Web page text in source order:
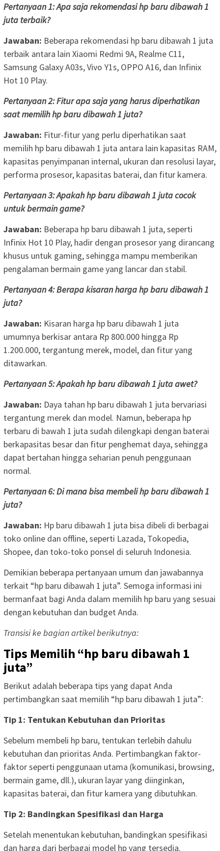
Pertanyaan 1: Apa saja rekomendasi hp baru dibawah 1
juta terbaik?
Jawaban: Beberapa rekomendasi hp baru dibawah 1 juta
terbaik antara lain Xiaomi Redmi 9A, Realme C11,
Samsung Galaxy A03s, Vivo Y1s, OPPO A16, dan Infinix
Hot 10 Play.
Pertanyaan 2: Fitur apa saja yang harus diperhatikan
saat memilih hp baru dibawah 1 juta?
Jawaban: Fitur-fitur yang perlu diperhatikan saat
memilih hp baru dibawah 1 juta antara lain kapasitas RAM,
kapasitas penyimpanan internal, ukuran dan resolusi layar,
performa prosesor, kapasitas baterai, dan fitur kamera.
Pertanyaan 3: Apakah hp baru dibawah 1 juta cocok
untuk bermain game?
Jawaban: Beberapa hp baru dibawah 1 juta, seperti
Infinix Hot 10 Play, hadir dengan prosesor yang dirancang
khusus untuk gaming, sehingga mampu memberikan
pengalaman bermain game yang lancar dan stabil.
Pertanyaan 4: Berapa kisaran harga hp baru dibawah 1
juta?
Jawaban: Kisaran harga hp baru dibawah 1 juta
umumnya berkisar antara Rp 800.000 hingga Rp
1.200.000, tergantung merek, model, dan fitur yang
ditawarkan.
Pertanyaan 5: Apakah hp baru dibawah 1 juta awet?
Jawaban: Daya tahan hp baru dibawah 1 juta bervariasi
tergantung merek dan model. Namun, beberapa hp
terbaru di bawah 1 juta sudah dilengkapi dengan baterai
berkapasitas besar dan fitur penghemat daya, sehingga
dapat bertahan hingga seharian penuh penggunaan
normal.
Pertanyaan 6: Di mana bisa membeli hp baru dibawah 1
juta?
Jawaban: Hp baru dibawah 1 juta bisa dibeli di berbagai
toko online dan offline, seperti Lazada, Tokopedia,
Shopee, dan toko-toko ponsel di seluruh Indonesia.
Demikian beberapa pertanyaan umum dan jawabannya
terkait “hp baru dibawah 1 juta”. Semoga informasi ini
bermanfaat bagi Anda dalam memilih hp baru yang sesuai
dengan kebutuhan dan budget Anda.
Transisi ke bagian artikel berikutnya:
Tips Memilih “hp baru dibawah 1
juta”
Berikut adalah beberapa tips yang dapat Anda
pertimbangkan saat memilih “hp baru dibawah 1 juta”:
Tip 1: Tentukan Kebutuhan dan Prioritas
Sebelum membeli hp baru, tentukan terlebih dahulu
kebutuhan dan prioritas Anda. Pertimbangkan faktor-
faktor seperti penggunaan utama (komunikasi, browsing,
bermain game, dll.), ukuran layar yang diinginkan,
kapasitas baterai, dan fitur kamera yang dibutuhkan.
Tip 2: Bandingkan Spesifikasi dan Harga
Setelah menentukan kebutuhan, bandingkan spesifikasi
dan harga dari berbagai model hp yang tersedia.